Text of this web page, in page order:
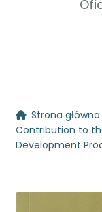
Zapowiedzi
O nas
Strona główna
Contribution to
Development